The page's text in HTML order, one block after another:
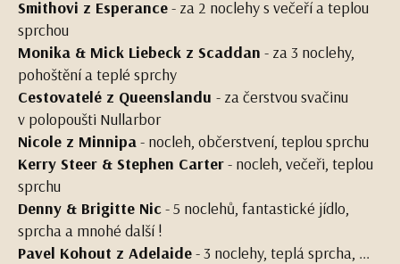
Smithovi z Esperance- za 2 noclehy s večeří a teplou
sprchou
Monika & Mick Liebeck z Scaddan - za 3 noclehy,
pohoštění a teplé sprchy
Cestovatelé z Queenslandu - za čerstvou svačinu
v polopoušti Nullarbor
Nicole z Minnipa- nocleh, občerstvení, teplou sprchu
Kerry Steer & Stephen Carter- nocleh, večeři, teplou
sprchu
Denny & Brigitte Nic- 5 noclehů, fantastické jídlo,
sprcha a mnohé další !
Pavel Kohout z Adelaide- 3 noclehy, teplá sprcha, ...